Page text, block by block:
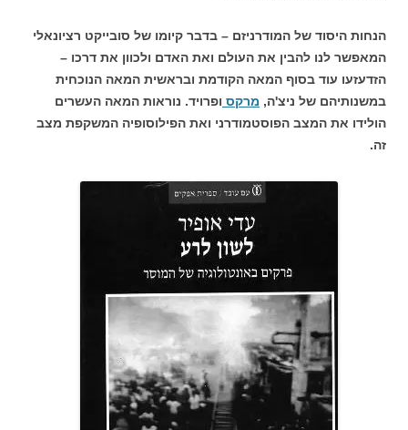
הנחות היסוד של המודרניזם – בדבר קיומו של סובייקט רציונאלי
המאפשר לנו להבין את העולם ואת האדם ולכוון את דרכו –
הזדעזעו עוד בסוף המאה הקודמת ובראשית המאה הנוכחית
במשנותיהם של ניצ'ה, מרקס ופרויד. נוראות המאה העשרים
הולידו את המצב הפוסטמודרני ואת הפילוסופיה המשקפת מצב
זה.